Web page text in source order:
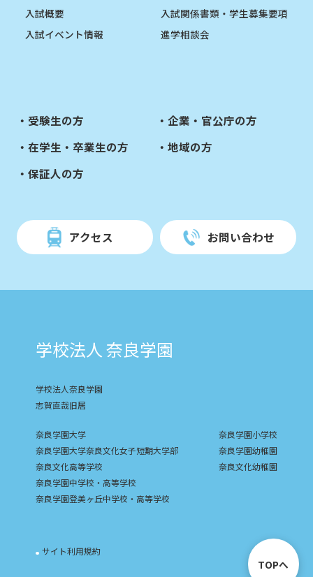
入試概要
入試イベント情報
入試関係書類・学生募集要項
進学相談会
受験生の方
在学生・卒業生の方
保証人の方
企業・官公庁の方
地域の方
アクセス お問い合わせ
学校法人 奈良学園
学校法人奈良学園
志賀直哉旧居
奈良学園大学
奈良学園大学奈良文化女子短期大学部
奈良文化高等学校
奈良学園中学校・高等学校
奈良学園登美ヶ丘中学校・高等学校
奈良学園小学校
奈良学園幼稚園
奈良文化幼稚園
サイト利用規約
TOPへ